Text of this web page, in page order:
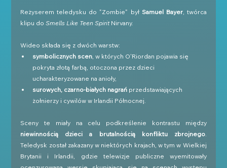
Reżyserem teledysku do "Zombie" był Samuel Bayer, twórca
klipu do Smells Like Teen Spirit Nirvany.
Wideo składa się z dwóch warstw:
symbolicznych scen, w których O'Riordan pojawia się
pokryta złotą farbą, otoczona przez dzieci
ucharakteryzowane na anioły,
surowych, czarno-białych nagrań przedstawiających
żołnierzy i cywilów w Irlandii Północnej.
Sceny te miały na celu podkreślenie kontrastu między
niewinnością dzieci a brutalnością konfliktu zbrojnego.
Teledysk został zakazany w niektórych krajach, w tym w Wielkiej
Brytanii i Irlandii, gdzie telewizje publiczne wyemitowały